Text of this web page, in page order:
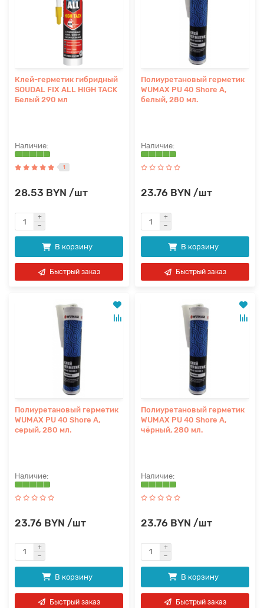
Клей-герметик гибридный
SOUDAL FIX ALL HIGH TACK
Белый 290 мл
1
28.53 BYN /шт
В корзину
Быстрый заказ
Полиуретановый герметик
WUMAX PU 40 Shore A,
белый, 280 мл.
23.76 BYN /шт
В корзину
Быстрый заказ
Полиуретановый герметик
WUMAX PU 40 Shore A,
серый, 280 мл.
23.76 BYN /шт
В корзину
Быстрый заказ
Полиуретановый герметик
WUMAX PU 40 Shore A,
чёрный, 280 мл.
23.76 BYN /шт
В корзину
Быстрый заказ